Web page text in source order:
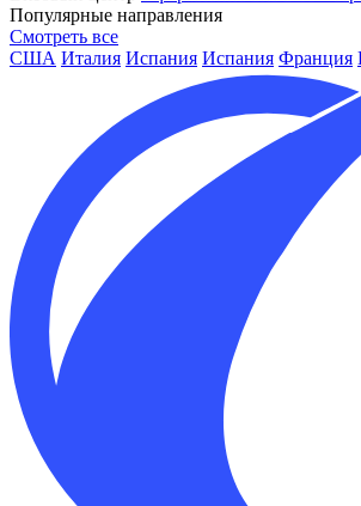
Популярные направления
Смотреть все
США Италия Испания Испания Франция